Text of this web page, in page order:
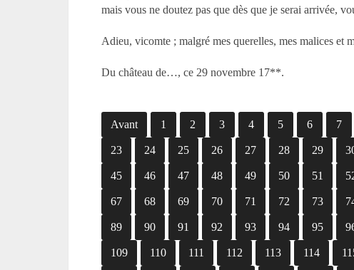
mais vous ne doutez pas que dès que je serai arrivée,
Adieu, vicomte ; malgré mes querelles, mes malices et
Du château de…, ce 29 novembre 17**.
Avant 1 2 3 4 5 6 7
23 24 25 26 27 28 29
45 46 47 48 49 50 51
67 68 69 70 71 72 73
89 90 91 92 93 94 95
109 110 111 112 113 114